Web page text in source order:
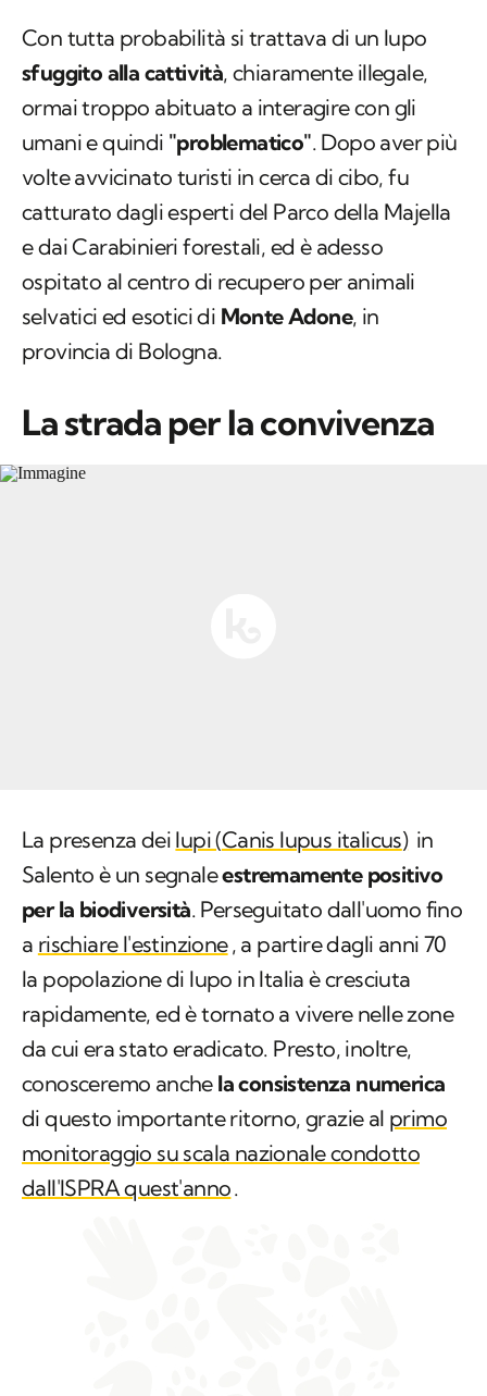
Con tutta probabilità si trattava di un lupo
sfuggito alla cattività, chiaramente illegale,
ormai troppo abituato a interagire con gli
umani e quindi "problematico". Dopo aver più
volte avvicinato turisti in cerca di cibo, fu
catturato dagli esperti del Parco della Majella
e dai Carabinieri forestali, ed è adesso
ospitato al centro di recupero per animali
selvatici ed esotici di Monte Adone, in
provincia di Bologna.
La strada per la convivenza
La presenza dei lupi (Canis lupus italicus) in
Salento è un segnaleestremamente positivo
per la biodiversità. Perseguitato dall'uomo fino
a rischiare l'estinzione, a partire dagli anni 70
la popolazione di lupo in Italia è cresciuta
rapidamente, ed è tornato a vivere nelle zone
da cui era stato eradicato. Presto, inoltre,
conosceremo anche la consistenza numerica
di questo importante ritorno, grazie al primo
monitoraggio su scala nazionale condotto
dall'ISPRA quest'anno.